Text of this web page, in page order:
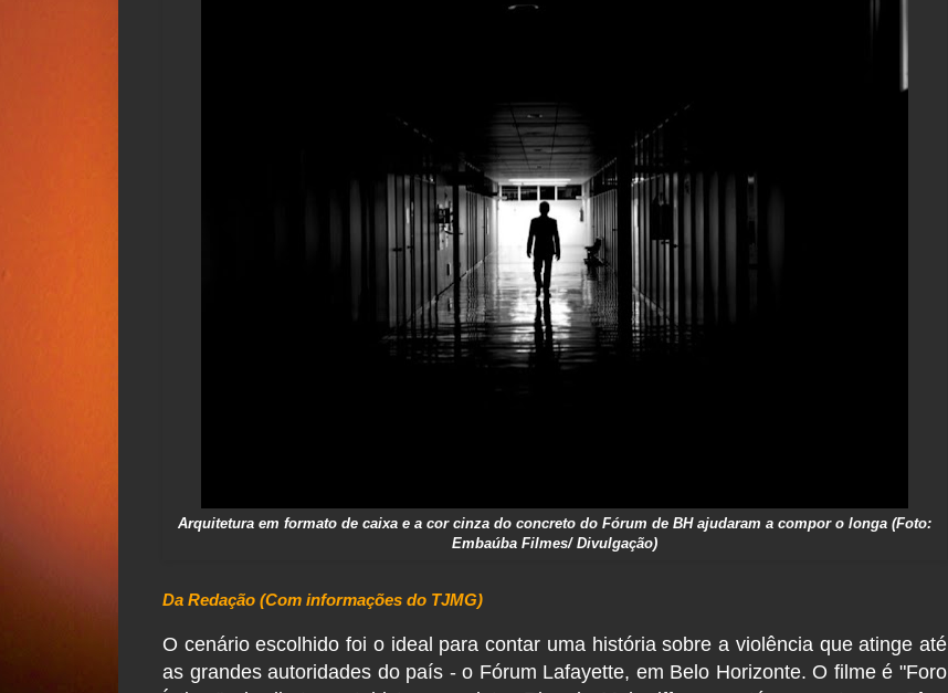
Arquitetura em formato de caixa e a cor cinza do concreto do Fórum de BH ajudaram a compor o longa (Foto:
Embaúba Filmes/ Divulgação)
Da Redação (Com informações do TJMG)
O cenário escolhido foi o ideal para contar uma história sobre a violência que atinge até
as grandes autoridades do país - o Fórum Lafayette, em Belo Horizonte. O filme é "Foro